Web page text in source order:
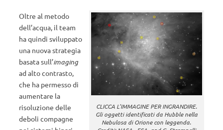
CLICCA L’IMMAGINE PER INGRANDIRE.
Gli oggetti identificati da Hubble nella
Nebulosa di Orione con leggenda.
Oltre al metodo
dell’acqua, il team
ha quindi sviluppato
una nuova strategia
basata sull’imaging
ad alto contrasto,
che ha permesso di
aumentare la
risoluzione delle
deboli compagne